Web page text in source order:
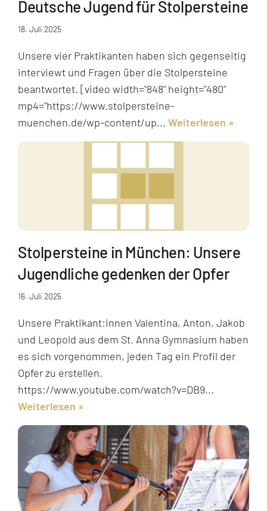
Deutsche Jugend für Stolpersteine
18. Juli 2025
Unsere vier Praktikanten haben sich gegenseitig
interviewt und Fragen über die Stolpersteine
beantwortet. [video width="848" height="480"
mp4="https://www.stolpersteine-
muenchen.de/wp-content/up... Weiterlesen
Stolpersteine in München: Unsere
Jugendliche gedenken der Opfer
16. Juli 2025
Unsere Praktikant:innen Valentina, Anton, Jakob
und Leopold aus dem St. Anna Gymnasium haben
es sich vorgenommen, jeden Tag ein Profil der
Opfer zu erstellen.
https://www.youtube.com/watch?v=DB9...
Weiterlesen